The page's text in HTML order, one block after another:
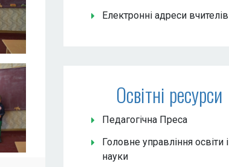
Електронні адреси вчителів
Освітні ресурси
Педагогічна Преса
Головне управління освіти і
науки